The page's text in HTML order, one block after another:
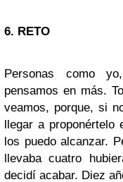
6. RETO
Personas como
pensamos en más.
veamos, porque, si
llegar a proponértelo
los puedo alcanzar.
llevaba cuatro
decidí acabar. Diez